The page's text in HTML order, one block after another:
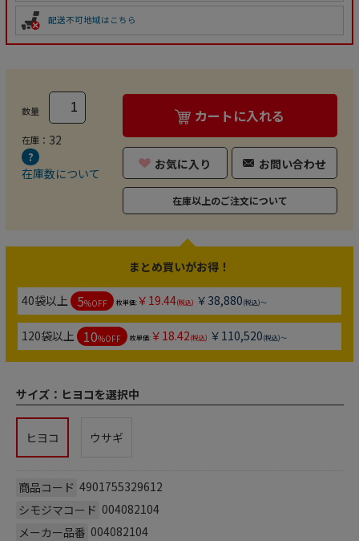
配送不可地域はこちら
数量
在庫： 32
在庫数について
カートに入れる
お気に入り お問い合わせ
在庫以上のご注文について
まとめ買いがお得！
40袋以上 5%OFF 枚単価:￥19.44(税込) ￥38,880(税込)～
120袋以上 10%OFF 枚単価:￥18.42(税込) ￥110,520(税込)～
サイズ： ヒヨコを選択中
ヒヨコ ウサギ
商品コード 4901755329612
シモジマコード 004082104
メーカー品番 004082104